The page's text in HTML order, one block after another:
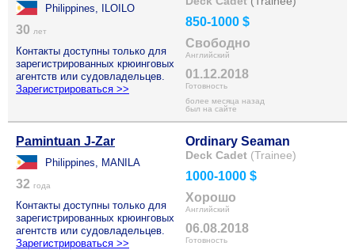
Philippines, ILOILO
30 лет
Контакты доступны только для
зарегистрированных крюинговых
агентств или судовладельцев.
Зарегистрироваться >>
850-1000 $
Свободно
Английский
01.12.2018
Готовность
более месяца назад
был на сайте
Pamintuan J-Zar
Philippines, MANILA
32 года
Контакты доступны только для
зарегистрированных крюинговых
агентств или судовладельцев.
Зарегистрироваться >>
Ordinary Seaman
Deck Cadet (Trainee)
1000-1000 $
Хорошо
Английский
06.08.2018
Готовность